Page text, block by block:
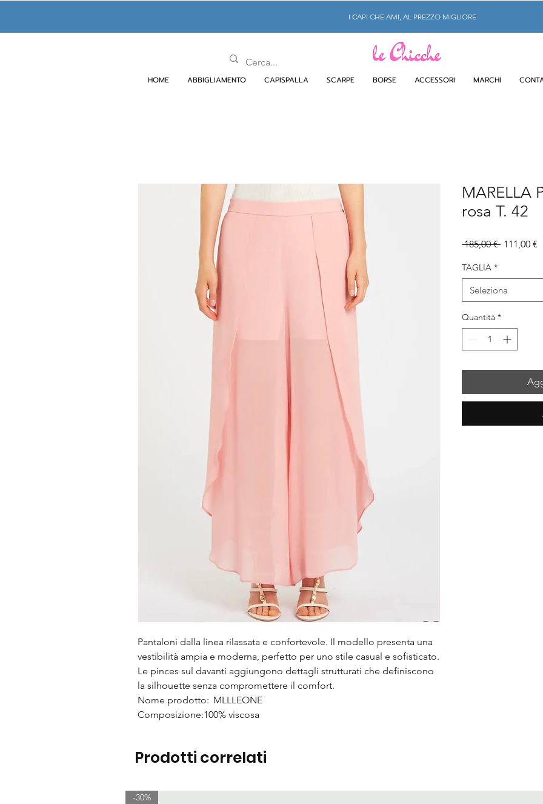
I CAPI CHE AMI, AL PREZZO MIGLIORE
HOME ABBIGLIAMENTO CAPISPALLA SCARPE BORSE ACCESSORI MARCHI
Pantaloni dalla linea rilassata e confortevole. Il modello presenta una
vestibilità ampia e moderna, perfetto per uno stile casual e sofisticato.
Le pinces sul davanti aggiungono dettagli strutturati che definiscono
la silhouette senza compromettere il comfort.
Nome prodotto: MLLLEONE
Composizione:100% viscosa
MARELLA
rosa T. 42
185,00 € Prezzo
111,00 €
TAGLIA *
Seleziona
Quantità *
Prodotti correlati
-30%